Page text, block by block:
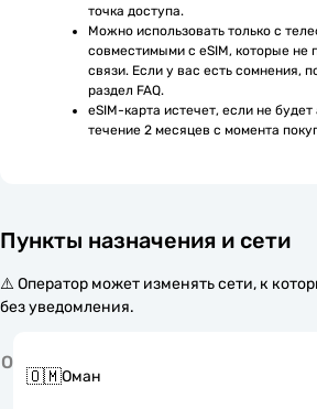
точка доступа.
Можно использовать только с
совместимыми с eSIM, которые не
связи. Если у вас есть сомнения,
раздел FAQ.
eSIM-карта истечет, если не будет
течение 2 месяцев с момента
Пункты назначения и сети
⚠️ Оператор может изменять сети, к
без уведомления.
О
🇴🇲Оман